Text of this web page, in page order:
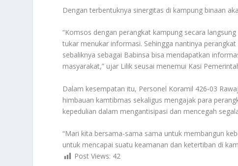
Dengan terbentuknya sinergitas di kampung binaan
“Komsos dengan perangkat kampung secara
tukar menukar informasi. Sehingga nantinya
sebaliknya sebagai Babinsa bisa mendapatkan
masyarakat,” ujar Lilik seusai menemui Kasi
Dalam kesempatan itu, Personel Koramil 426-03
himbauan kamtibmas sekaligus mengajak para
kepedulian dalam mengantisipasi dan mencegah
“Mari kita bersama-sama sama untuk membangun
untuk mencapai suatu keamanan dan ketertiban di
Post Views: 42